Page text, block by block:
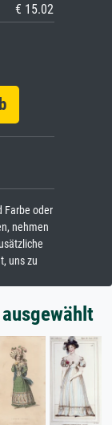
€ 15.02
Farbe oder
nehmen
uns zu